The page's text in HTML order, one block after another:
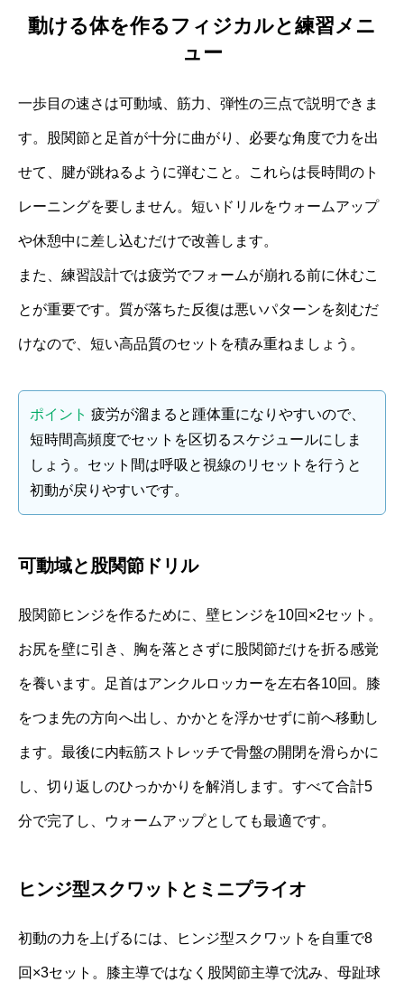
動ける体を作るフィジカルと練習メニ
ュー
一歩目の速さは可動域、筋力、弾性の三点で説明できま
す。股関節と足首が十分に曲がり、必要な角度で力を出
せて、腱が跳ねるように弾むこと。これらは長時間のト
レーニングを要しません。短いドリルをウォームアップ
や休憩中に差し込むだけで改善します。
また、練習設計では疲労でフォームが崩れる前に休むこ
とが重要です。質が落ちた反復は悪いパターンを刻むだ
けなので、短い高品質のセットを積み重ねましょう。
ポイント 疲労が溜まると踵体重になりやすいので、
短時間高頻度でセットを区切るスケジュールにしま
しょう。セット間は呼吸と視線のリセットを行うと
初動が戻りやすいです。
可動域と股関節ドリル
股関節ヒンジを作るために、壁ヒンジを10回×2セット。
お尻を壁に引き、胸を落とさずに股関節だけを折る感覚
を養います。足首はアンクルロッカーを左右各10回。膝
をつま先の方向へ出し、かかとを浮かせずに前へ移動し
ます。最後に内転筋ストレッチで骨盤の開閉を滑らかに
し、切り返しのひっかかりを解消します。すべて合計5
分で完了し、ウォームアップとしても最適です。
ヒンジ型スクワットとミニプライオ
初動の力を上げるには、ヒンジ型スクワットを自重で8
回×3セット。膝主導ではなく股関節主導で沈み、母趾球